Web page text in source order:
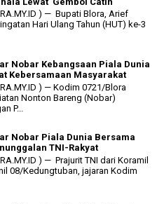
) — Bupati Blora, Arief
Hari Ulang Tahun (HUT) ke-3
Nobar Kebangsaan Piala Dunia
Kebersamaan Masyarakat
) — Kodim 0721/Blora
Nonton Bareng (Nobar)
P...
Nobar Piala Dunia Bersama
TNI-Rakyat
) — Prajurit TNI dari Koramil
08/Kedungtuban, jajaran Kodim